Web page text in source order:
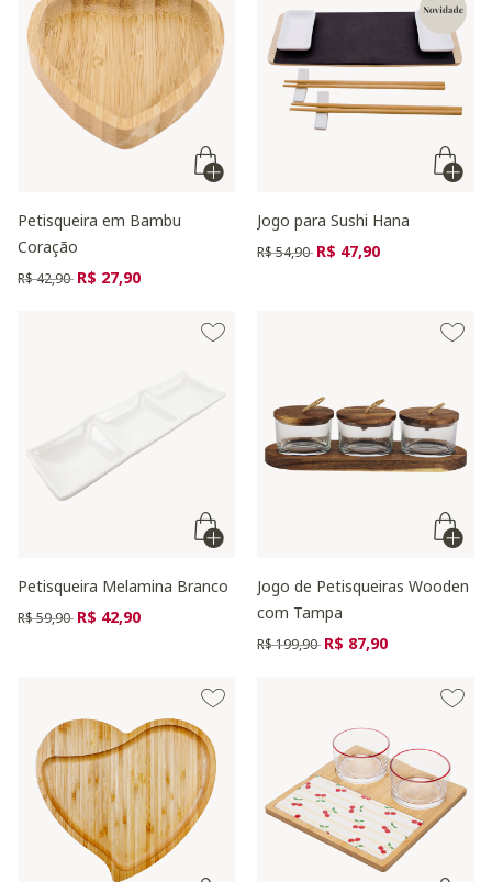
Petisqueira em Bambu
Coração
Preço reduzido de
R$ 42,90 para
R$ 27,90
Jogo para Sushi Hana
Preço reduzido de
R$ 54,90 para
R$ 47,90
Petisqueira Melamina Branco
Preço reduzido de
R$ 59,90 para
R$ 42,90
Jogo de Petisqueiras Wooden
com Tampa
Preço reduzido de
R$ 199,90 para
R$ 87,90